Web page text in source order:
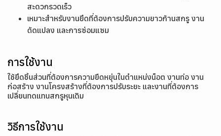
สะดวกรวดเร็ว
เหมาะสำหรับงานยึดที่ต้องการปรับความยาวก้านสกรู งาน
ดัดแปลง และการซ่อมแซม
การใช้งาน
ใช้ยึดชิ้นส่วนที่ต้องการความยืดหยุ่นในตำแหน่งน็อต งานท่อ งาน
ก่อสร้าง งานโครงสร้างที่ต้องการปรับระยะ และงานที่ต้องการ
เปลี่ยนทดแทนสกรูหุนเดิม
วิธีการใช้งาน